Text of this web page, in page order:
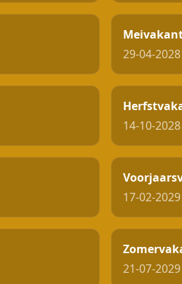
29-04-
14-10-
17-02-
21-07-